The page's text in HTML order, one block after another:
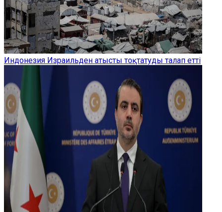
Индонезия Израильден атысты тоқтатуды талап етті